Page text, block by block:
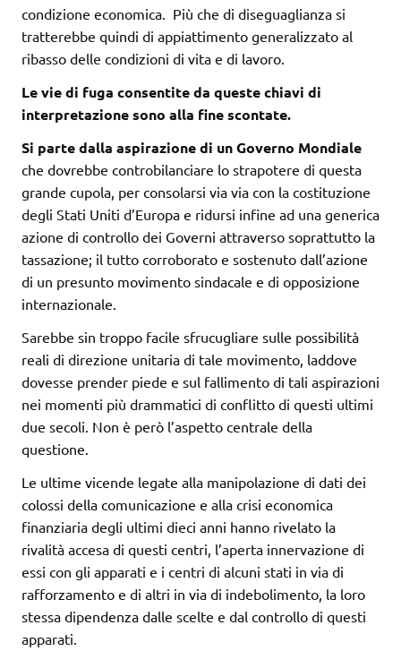
condizione economica. Più che di diseguaglianza si
tratterebbe quindi di appiattimento generalizzato al
ribasso delle condizioni di vita e di lavoro.
Le vie di fuga consentite da queste chiavi di
interpretazione sono alla fine scontate.
Si parte dalla aspirazione di un Governo Mondiale
che dovrebbe controbilanciare lo strapotere di questa
grande cupola, per consolarsi via via con la costituzione
degli Stati Uniti d’Europa e ridursi infine ad una generica
azione di controllo dei Governi attraverso soprattutto la
tassazione; il tutto corroborato e sostenuto dall’azione
di un presunto movimento sindacale e di opposizione
internazionale.
Sarebbe sin troppo facile sfrucugliare sulle possibilità
reali di direzione unitaria di tale movimento, laddove
dovesse prender piede e sul fallimento di tali aspirazioni
nei momenti più drammatici di conflitto di questi ultimi
due secoli. Non è però l’aspetto centrale della
questione.
Le ultime vicende legate alla manipolazione di dati dei
colossi della comunicazione e alla crisi economica
finanziaria degli ultimi dieci anni hanno rivelato la
rivalità accesa di questi centri, l’aperta innervazione di
essi con gli apparati e i centri di alcuni stati in via di
rafforzamento e di altri in via di indebolimento, la loro
stessa dipendenza dalle scelte e dal controllo di questi
apparati.